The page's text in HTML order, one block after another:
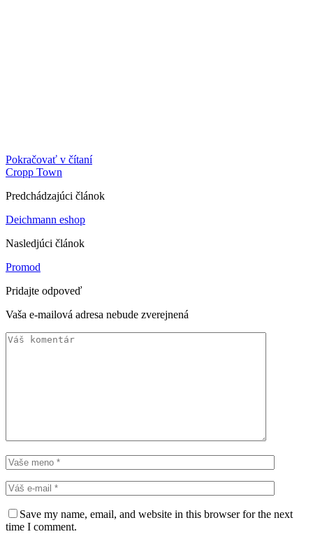
Pokračovať v čítaní
Cropp Town
Predchádzajúci článok
Deichmann eshop
Nasledjúci článok
Promod
Pridajte odpoveď
Vaša e-mailová adresa nebude zverejnená
Save my name, email, and website in this browser for the next
time I comment.